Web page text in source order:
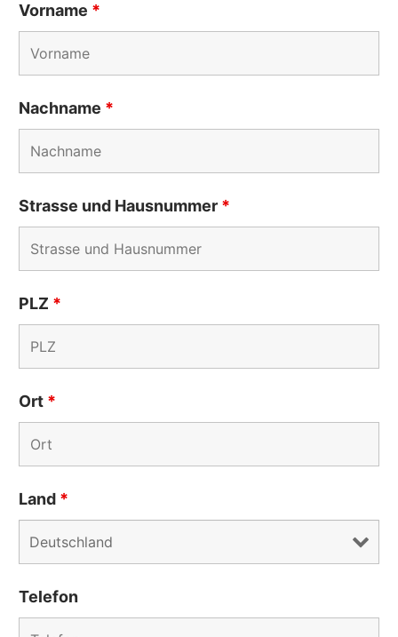
Vorname *
Nachname *
Strasse und Hausnummer *
PLZ *
Ort *
Land *
Telefon